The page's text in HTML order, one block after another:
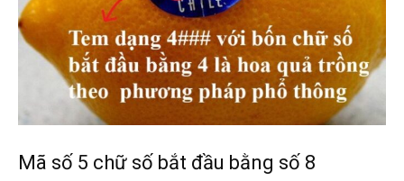
Mã số 5 chữ số bắt đầu bằng số 8